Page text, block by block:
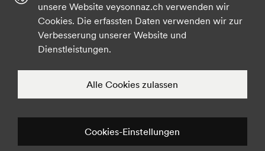
Pressebereich
Facebook Twitter YouTube
unsere Website veysonnaz.ch verwenden wir
Cookies. Die erfassten Daten verwenden wir zur
Verbesserung unserer Website und
Dienstleistungen.
Cookies-Einstellungen